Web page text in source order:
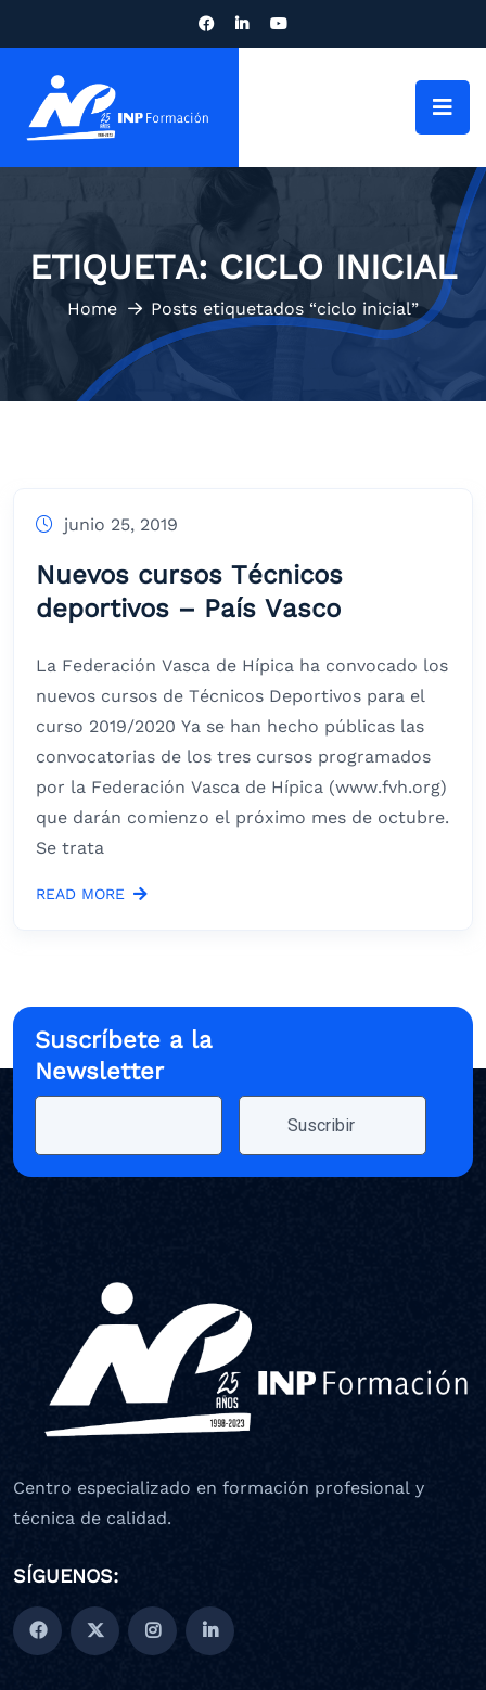
ETIQUETA: CICLO INICIAL
Home Posts etiquetados “ciclo inicial”
junio 25, 2019
Nuevos cursos Técnicos
deportivos – País Vasco
La Federación Vasca de Hípica ha convocado los
nuevos cursos de Técnicos Deportivos para el
curso 2019/2020 Ya se han hecho públicas las
convocatorias de los tres cursos programados
por la Federación Vasca de Hípica (www.fvh.org)
que darán comienzo el próximo mes de octubre.
Se trata
READ MORE
Suscríbete a la
Newsletter
Centro especializado en formación profesional y
técnica de calidad.
SÍGUENOS: